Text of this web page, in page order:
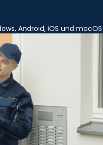
Android, iOS und macOS